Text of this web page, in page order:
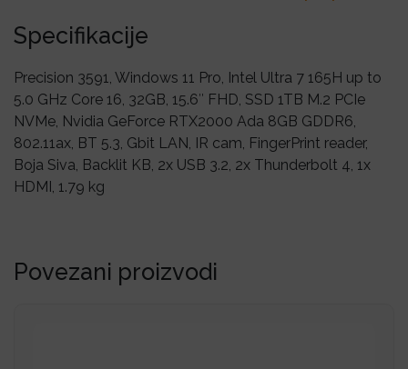
Specifikacije
Precision 3591, Windows 11 Pro, Intel Ultra 7 165H up to
5.0 GHz Core 16, 32GB, 15.6″ FHD, SSD 1TB M.2 PCIe
NVMe, Nvidia GeForce RTX2000 Ada 8GB GDDR6,
802.11ax, BT 5.3, Gbit LAN, IR cam, FingerPrint reader,
Boja Siva, Backlit KB, 2x USB 3.2, 2x Thunderbolt 4, 1x
HDMI, 1.79 kg
Povezani proizvodi